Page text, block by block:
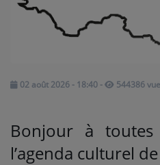
La Radio
EMISSIONS
PODCASTS
02 août 2026 - 18:40 - 544386
Bonjour à
l’agenda culturel de